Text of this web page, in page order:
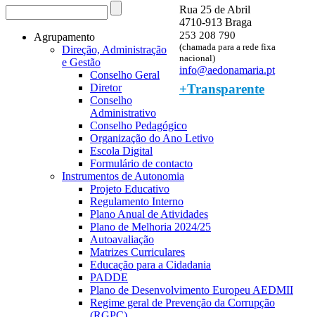
Rua 25 de Abril
4710-913 Braga
253 208 790
(chamada para a rede fixa
nacional)
info@aedonamaria.pt
+Transparente
Formulário de procura
Procurar
Agrupamento
Direção, Administração
e Gestão
Conselho Geral
Diretor
Conselho
Administrativo
Conselho Pedagógico
Organização do Ano Letivo
Escola Digital
Formulário de contacto
Instrumentos de Autonomia
Projeto Educativo
Regulamento Interno
Plano Anual de Atividades
Plano de Melhoria 2024/25
Autoavaliação
Matrizes Curriculares
Educação para a Cidadania
PADDE
Plano de Desenvolvimento Europeu AEDMII
Regime geral de Prevenção da Corrupção